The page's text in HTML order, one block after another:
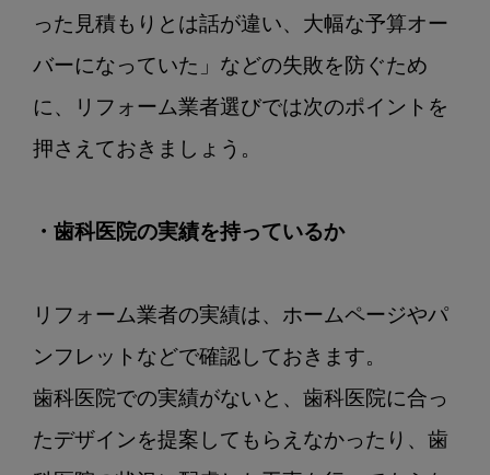
った見積もりとは話が違い、大幅な予算オー
バーになっていた」などの失敗を防ぐため
に、リフォーム業者選びでは次のポイントを
押さえておきましょう。
・歯科医院の実績を持っているか
リフォーム業者の実績は、ホームページやパ
ンフレットなどで確認しておきます。
歯科医院での実績がないと、歯科医院に合っ
たデザインを提案してもらえなかったり、歯